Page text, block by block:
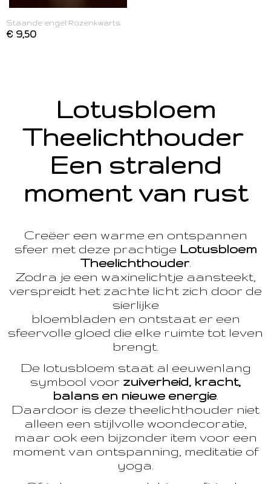
Staande engel Rozenkwarts
€ 9,50
Lotusbloem
Theelichthouder
Een stralend
moment van rust
Creëer een warme en ontspannen
sfeer met deze prachtige Lotusbloem
Theelichthouder.
Zodra je een waxinelichtje aansteekt,
verspreidt het zachte licht zich door de
sierlijke
bloembladen en ontstaat er een
sfeervolle gloed die elke ruimte tot leven
brengt.
De lotusbloem staat al eeuwenlang
symbool voor zuiverheid, kracht,
balans en nieuwe energie
Daardoor is deze theelichthouder niet
alleen een stijlvolle woondecoratie,
maar ook een bijzonder item voor een
moment van ontspanning, meditatie of
yoga.